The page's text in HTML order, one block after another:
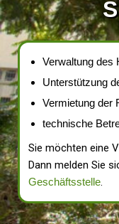
Verwaltung des
Unterstützung
Vermietung der
technische
Sie möchten eine
Dann melden Sie
Geschäftsstelle.